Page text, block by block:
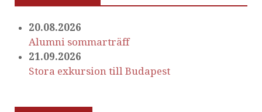
20.08.2026
Alumni sommarträff
21.09.2026
Stora exkursion till Budapest